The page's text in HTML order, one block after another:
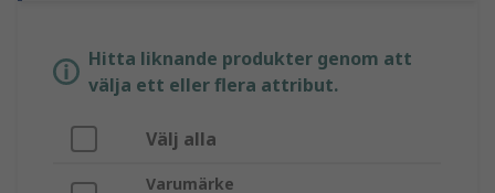
Hitta liknande produkter genom att
välja ett eller flera attribut.
Välj alla
Varumärke